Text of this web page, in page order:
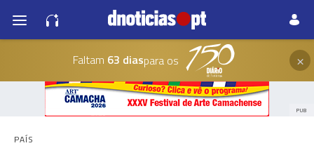
Faltam 63 diaspara os ×
PUB
PAÍS